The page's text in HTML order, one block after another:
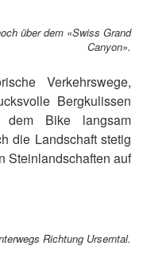
über dem «Swiss Grand
Canyon».
Verkehrswege,
Bergkulissen
dem Bike langsam
die Landschaft stetig
Steinlandschaften auf
Richtung Urserntal.